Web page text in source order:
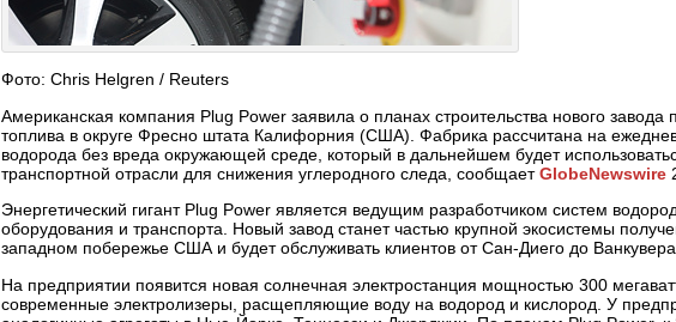
Фото: Chris Helgren / Reuters
Американская компания Plug Power заявила о планах строительства нового завода
топлива в округе Фресно штата Калифорния (США). Фабрика рассчитана на
водорода без вреда окружающей среде, который в дальнейшем будет
транспортной отрасли для снижения углеродного следа, сообщаетGlobeNewswire
Энергетический гигант Plug Power является ведущим разработчиком систем
оборудования и транспорта. Новый завод станет частью крупной экосистемы
западном побережье США и будет обслуживать клиентов от Сан-Диего до Ванкувера.
На предприятии появится новая солнечная электростанция мощностью 300
современные электролизеры, расщепляющие воду на водород и кислород. У